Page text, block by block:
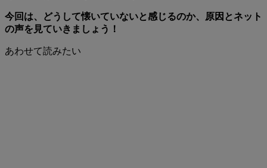
今回は、どうして懐いていないと感じるのか、原因とネット
の声を見ていきましょう！
あわせて読みたい